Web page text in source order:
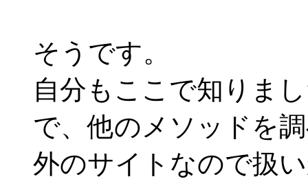
そうです。
自分もここで知りま
で、他のメソッドを
外のサイトなので扱